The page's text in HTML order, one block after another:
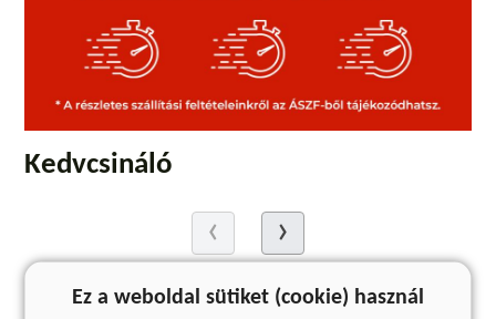
Kedvcsináló
Ez a weboldal sütiket (cookie) használ